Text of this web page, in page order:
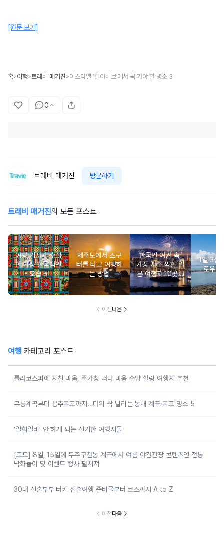
[원문 보기]
홈>여행>트래비 매거진 >이스라엘 ‘텔아비브’에서 꼭 가야 할 명소 3
0
트래비 매거진 방문하기
트래비 매거진의 모든 포스트
여행 기자가 수집
한 가장 한국적인
모습 5
제주도에서 스쿠
터를 타고 여행하
는 방법
한국인 여권 속,
가장 자주 찍힌 일
본 여행지 10곳은
어디?
‘1일 3섬
로우아
이전다음
여행 카테고리 포스트
롤러코스피에 지친 마음, 주가창 떠나 마음 수양 힐링 여행지 추천
무릉계곡부터 용추폭포까지…더위 싹 날리는 동해 계곡·폭포 명소 5
‘일희일비’ 안 하게 되는 신기한 여행지들
[포토] 8일, 15일에 무주구천동 계곡에서 여름 야간관광 콘텐츠인 전통
낙화놀이 및 이벤트 행사 펼쳐져
30대 신혼부부 터키 신혼여행 준비물부터 코스까지 A to Z
이전다음